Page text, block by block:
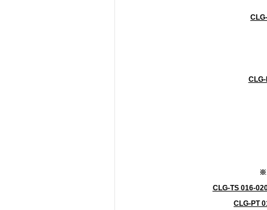
CLG-TS 016-
CLG-PT